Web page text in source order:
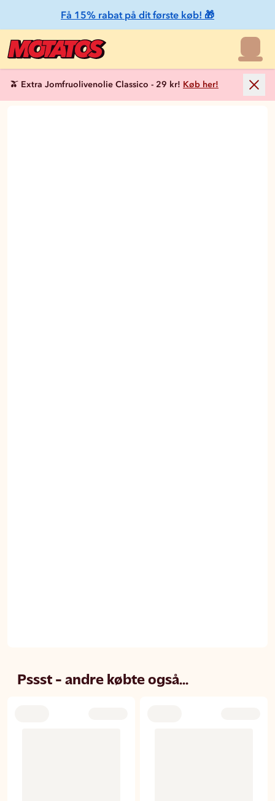
Få 15% rabat på dit første køb! 🎁
🫒 Extra Jomfruolivenolie Classico - 29 kr! Køb her!
Pssst - andre købte også...